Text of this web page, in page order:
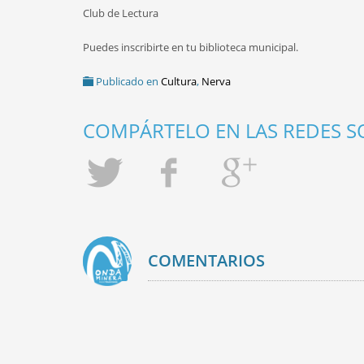
Club de Lectura
Puedes inscribirte en tu biblioteca municipal.
Publicado en Cultura, Nerva
COMPÁRTELO EN LAS REDES
COMENTARIOS